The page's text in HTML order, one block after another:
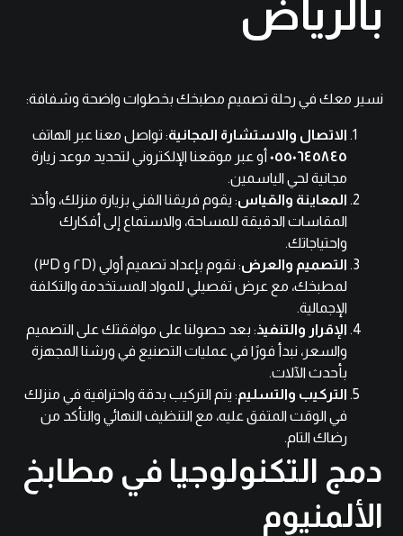
بالرياض
نسير معك في رحلة تصميم مطبخك بخطوات واضحة وشفافة:
الاتصال والاستشارة المجانية: تواصل معنا عبر الهاتف
٠٥٥٠٦٤٥٨٤٥ أو عبر موقعنا الإلكتروني لتحديد موعد زيارة
مجانية لحي الياسمين.
المعاينة والقياس: يقوم فريقنا الفني بزيارة منزلك، وأخذ
المقاسات الدقيقة للمساحة، والاستماع إلى أفكارك
واحتياجاتك.
التصميم والعرض
: نقوم بإعداد تصميم أولي (٢D و ٣D)
لمطبخك، مع عرض تفصيلي للمواد المستخدمة والتكلفة
الإجمالية.
الإقرار والتنفيذ: بعد حصولنا على موافقتك على التصميم
والسعر، نبدأ فورًا في عمليات التصنيع في ورشنا المجهزة
بأحدث الآلات.
التركيب والتسليم: يتم التركيب بدقة واحترافية في منزلك
في الوقت المتفق عليه، مع التنظيف النهائي والتأكد من
رضاك التام.
دمج التكنولوجيا في مطابخ
الألمنيوم